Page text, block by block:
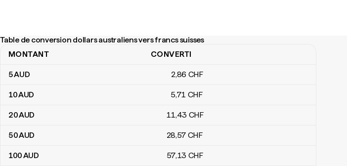
Table de conversion dollars australiens vers francs suisses
Table de conversion dollars australiens vers francs suisses
MONTANT CONVERTI
5AUD 2,86 CHF
10AUD 5,71 CHF
20AUD 11,43 CHF
50AUD 28,57 CHF
100AUD 57,13 CHF